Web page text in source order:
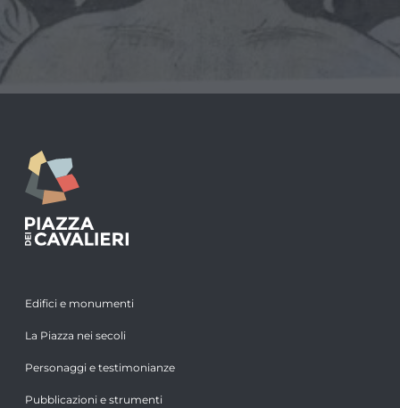
Edifici e monumenti
La Piazza nei secoli
Personaggi e testimonianze
Pubblicazioni e strumenti